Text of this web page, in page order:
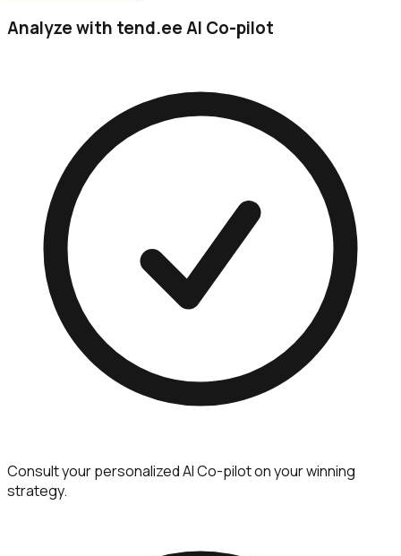
Analyze with tend.ee AI Co-pilot
Consult your personalized AI Co-pilot on your winning
strategy.